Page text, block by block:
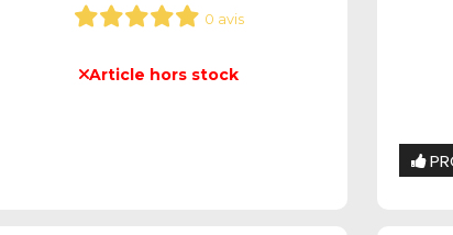
0 avis
Article hors stock